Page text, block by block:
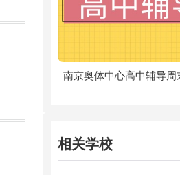
南京奥体中心高中辅导周
相关学校